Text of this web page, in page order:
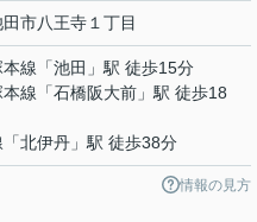
田市八王寺 １丁目
本線 「池田 」駅 徒歩15分
本線 「石橋阪大前 」駅 徒歩18
「北伊丹 」駅 徒歩38分
情報の見方